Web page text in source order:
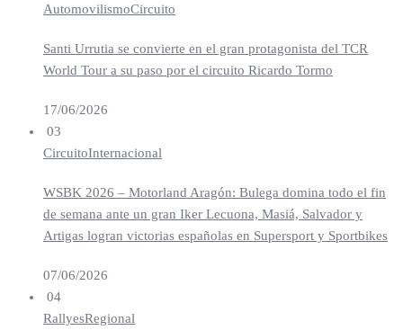
AutomovilismoCircuito
Santi Urrutia se convierte en el gran protagonista del TCR
World Tour a su paso por el circuito Ricardo Tormo
17/06/2026
03
CircuitoInternacional
WSBK 2026 – Motorland Aragón: Bulega domina todo el fin
de semana ante un gran Iker Lecuona, Masiá, Salvador y
Artigas logran victorias españolas en Supersport y Sportbikes
07/06/2026
04
RallyesRegional